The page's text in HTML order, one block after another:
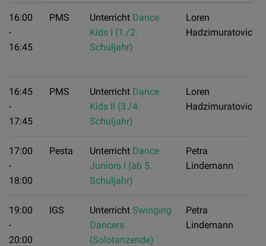
16:00
-
16:45
PMS Unterricht Dance
Kids I (1./2.
Schuljahr)
Loren
Hadzimuratovic
16:45
-
17:45
PMS Unterricht Dance
Kids II (3./4.
Schuljahr)
Loren
Hadzimuratovic
17:00
-
18:00
Pesta Unterricht Dance
Juniors I (ab 5.
Schuljahr)
Petra
Lindemann
19:00
-
20:00
IGS Unterricht Swinging
Dancers
(Solotanzende)
Petra
Lindemann